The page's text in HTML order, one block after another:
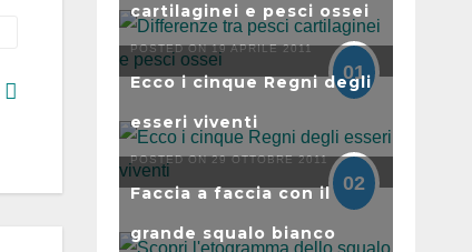
cartilaginei e pesci ossei
POSTED ON 19 APRILE 2011
01
Ecco i cinque Regni degli
esseri viventi
POSTED ON 29 OTTOBRE 2011
02
Faccia a faccia con il
grande squalo bianco